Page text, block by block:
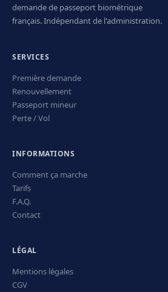
demande de passeport biométrique
français. Indépendant de l'administration.
SERVICES
Première demande
Renouvellement
Passeport mineur
Perte / Vol
INFORMATIONS
Comment ça marche
Tarifs
F.A.Q.
Contact
LÉGAL
Mentions légales
CGV